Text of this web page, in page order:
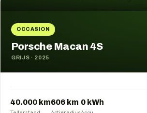
OCCASION
Porsche Macan 4S
GRIJS · 2025
40.000 km606 km 0 kWh